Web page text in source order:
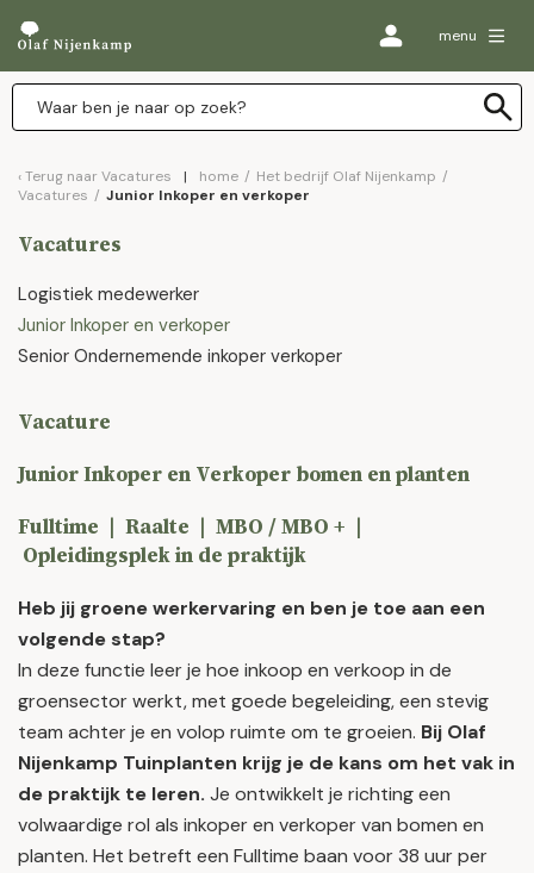
menu
Terug naar Vacatures home / Het bedrijf Olaf Nijenkamp /
Vacatures / Junior Inkoper en verkoper
Vacatures
Logistiek medewerker
Junior Inkoper en verkoper
Senior Ondernemende inkoper verkoper
Vacature
Junior Inkoper en Verkoper bomen en planten
Fulltime | Raalte | MBO / MBO + |
Opleidingsplek in de praktijk
Heb jij groene werkervaring en ben je toe aan een
volgende stap?
In deze functie leer je hoe inkoop en verkoop in de
groensector werkt, met goede begeleiding, een stevig
team achter je en volop ruimte om te groeien. Bij Olaf
Nijenkamp Tuinplanten krijg je de kans om het vak in
de praktijk te leren. Je ontwikkelt je richting een
volwaardige rol als inkoper en verkoper van bomen en
planten. Het betreft een Fulltime baan voor 38 uur per